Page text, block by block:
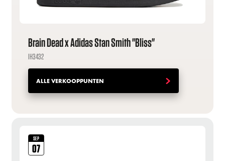
Brain Dead x Adidas Stan Smith "Bliss"
IH3432
ALLE VERKOOPPUNTEN
SEP
07